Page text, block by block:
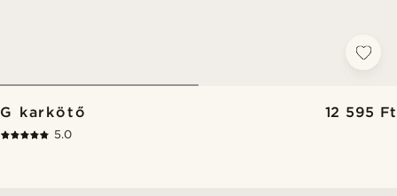
G karkötő 12 595 Ft
5.0